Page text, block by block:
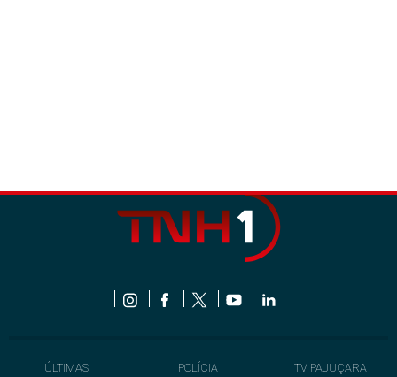
ÚLTIMAS
POLÍCIA
TV PAJUÇARA